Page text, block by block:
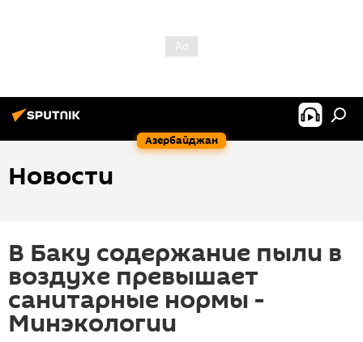
Азербайджан
Новости
В Баку содержание пыли в
воздухе превышает
санитарные нормы -
Минэкологии